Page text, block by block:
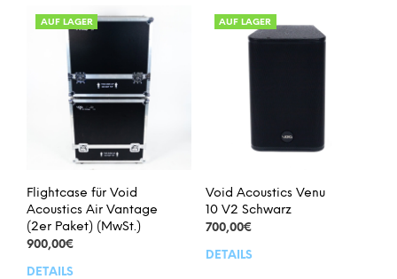
AUF LAGER
Flightcase für Void
Acoustics Air Vantage
(2er Paket) (MwSt.)
900,00€
DETAILS
AUF LAGER
Void Acoustics Venu
10 V2 Schwarz
700,00€
DETAILS